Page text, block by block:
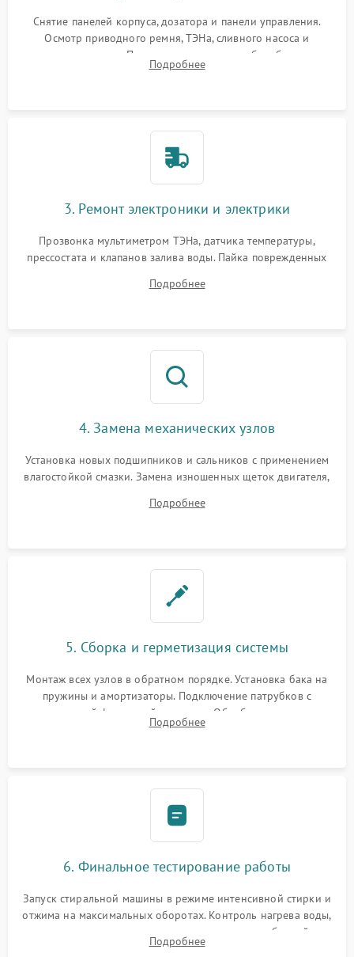
Снятие панелей корпуса, дозатора и панели управления.
Осмотр приводного ремня, ТЭНа, сливного насоса и
амортизаторов. Проверка подшипников барабана и
крестовины на износ, а манжеты люка на разрывы.
Подробнее
3. Ремонт электроники и электрики
Прозвонка мультиметром ТЭНа, датчика температуры,
прессостата и клапанов залива воды. Пайка поврежденных
Восстановление целостности проводки и контактов.
Подробнее
4. Замена механических узлов
Установка новых подшипников и сальников с применением
влагостойкой смазки. Замена изношенных щеток двигателя,
или поврежденной резиновой манжеты.
Подробнее
5. Сборка и герметизация системы
Монтаж всех узлов в обратном порядке. Установка бака на
пружины и амортизаторы. Подключение патрубков с
надежной фиксацией хомутами. Обработка стыков
герметиком для предотвращения возможных протечек воды.
Подробнее
6. Финальное тестирование работы
Запуск стиральной машины в режиме интенсивной стирки и
отжима на максимальных оборотах. Контроль нагрева воды,
корректности слива, отсутствия излишних вибраций,
посторонних стуков и протечек под корпусом.
Подробнее